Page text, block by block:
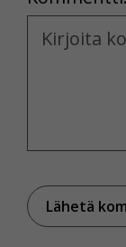
Kommentti
Voit valita,